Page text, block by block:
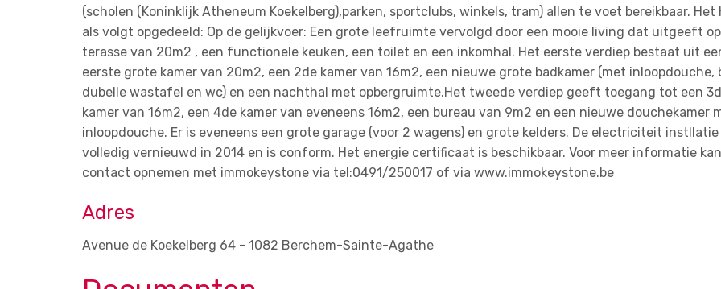
(scholen (Koninklijk Atheneum Koekelberg),parken, sportclubs, winkels, tram) allen te voet bereikbaar. Het
als volgt opgedeeld: Op de gelijkvoer: Een grote leefruimte vervolgd door een mooie living dat uitgeeft
terasse van 20m2 , een functionele keuken, een toilet en een inkomhal. Het eerste verdiep bestaat uit
eerste grote kamer van 20m2, een 2de kamer van 16m2, een nieuwe grote badkamer (met inloopdouche,
dubelle wastafel en wc) en een nachthal met opbergruimte.Het tweede verdiep geeft toegang tot een
kamer van 16m2, een 4de kamer van eveneens 16m2, een bureau van 9m2 en een nieuwe douchekamer
inloopdouche. Er is eveneens een grote garage (voor 2 wagens) en grote kelders. De electriciteit
volledig vernieuwd in 2014 en is conform. Het energie certificaat is beschikbaar. Voor meer informatie
contact opnemen met immokeystone via tel:0491/250017 of via www.immokeystone.be
Adres
Avenue de Koekelberg 64 - 1082 Berchem-Sainte-Agathe